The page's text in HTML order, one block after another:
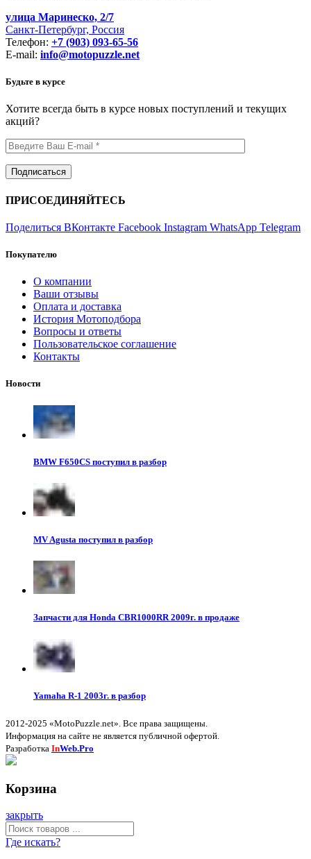
улица Маринеско, 2/7
Санкт-Петербург, Россия
Телефон: +7 (903) 093-65-56
E-mail: info@motopuzzle.net
Будьте в курсе
Хотите всегда быть в курсе новых поступлений и текущих
акций?
ПРИСОЕДИНЯЙТЕСЬ
Поделиться ВКонтакте Facebook Instagram WhatsApp Telegram
Покупателю
О компании
Ваши отзывы
Оплата и доставка
История Мотоподбора
Вопросы и ответы
Пользовательское соглашение
Контакты
Новости
BMW F650CS поступил в разбор
MV Agusta поступил в разбор
Запчасти для Honda CBR1000RR 2009г. в продаже
Yamaha R-1 2003г. в разбор
2012-2025 «MotoPuzzle.net». Все права защищены.
Информация на сайте не является публичной офертой.
Разработка InWeb.Pro
Корзина
закрыть
Где искать?